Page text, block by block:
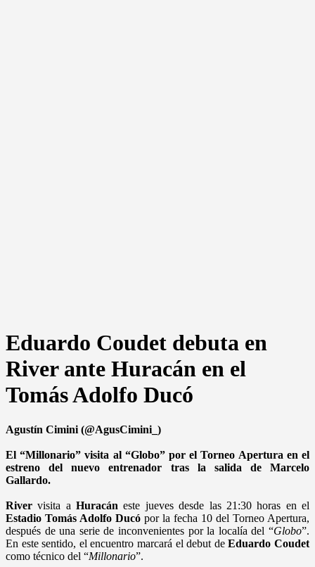
Eduardo Coudet debuta en
River ante Huracán en el
Tomás Adolfo Ducó
Agustín Cimini (@AgusCimini_)
El “Millonario” visita al “Globo” por el Torneo Apertura en el
estreno del nuevo entrenador tras la salida de Marcelo
Gallardo.
River visita aHuracán este jueves desde las 21:30 horas en el
Estadio Tomás Adolfo Ducó por la fecha 10 del Torneo Apertura,
después de una serie de inconvenientes por la localía del “Globo”.
En este sentido, el encuentro marcará el debut deEduardo Coudet
como técnico del “Millonario”.